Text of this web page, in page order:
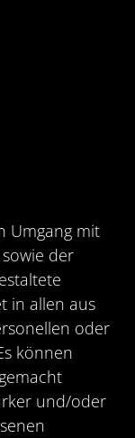
Umgang mit
der
in allen aus
oder
können
und/oder